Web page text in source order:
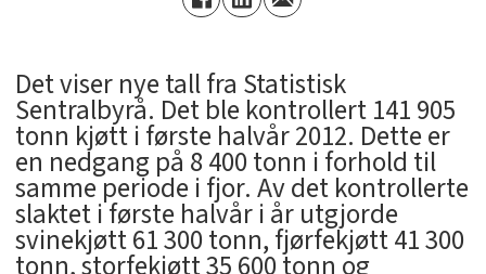
Det viser nye tall fra Statistisk
Sentralbyrå. Det ble kontrollert 141 905
tonn kjøtt i første halvår 2012. Dette er
en nedgang på 8 400 tonn i forhold til
samme periode i fjor. Av det kontrollerte
slaktet i første halvår i år utgjorde
svinekjøtt 61 300 tonn, fjørfekjøtt 41 300